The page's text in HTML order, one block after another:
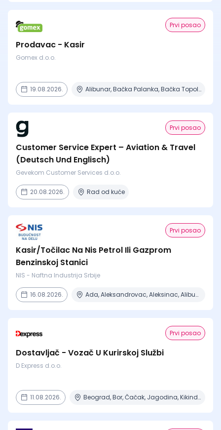
Prvi posao
Prodavac - Kasir
Gomex d.o.o.
19.08.2026. Alibunar, Bačka Palanka, Bačka Topola, Bečej, Beograd + 8 mesta
Prvi posao
Customer Service Expert – Aviation & Travel
(Deutsch Und Englisch)
Gevekom Customer Services d.o.o.
20.08.2026. Rad od kuće
Prvi posao
Kasir/Točilac Na Nis Petrol Ili Gazprom
Benzinskoj Stanici
NIS - Naftna Industrija Srbije
16.08.2026. Ada, Aleksandrovac, Aleksinac, Alibunar, Apatin + 206 mesta
Prvi posao
Dostavljač - Vozač U Kurirskoj Službi
D Express d.o.o.
11.08.2026. Beograd, Bor, Čačak, Jagodina, Kikinda + 23 mesta | Terenski rad